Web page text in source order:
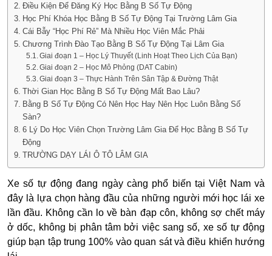
Điều Kiện Để Đăng Ký Học Bằng B Số Tự Động
Học Phí Khóa Học Bằng B Số Tự Động Tại Trường Lâm Gia
Cái Bẫy “Học Phí Rẻ” Mà Nhiều Học Viên Mắc Phải
Chương Trình Đào Tạo Bằng B Số Tự Động Tại Lâm Gia
Giai đoạn 1 – Học Lý Thuyết (Linh Hoạt Theo Lịch Của Bạn)
Giai đoạn 2 – Học Mô Phỏng (DAT Cabin)
Giai đoạn 3 – Thực Hành Trên Sân Tập & Đường Thật
Thời Gian Học Bằng B Số Tự Động Mất Bao Lâu?
Bằng B Số Tự Động Có Nên Học Hay Nên Học Luôn Bằng Số
Sàn?
6 Lý Do Học Viên Chọn Trường Lâm Gia Để Học Bằng B Số Tự
Động
TRƯỜNG DẠY LÁI Ô TÔ LÂM GIA
Xe số tự động đang ngày càng phổ biến tại Việt Nam và
đây là lựa chọn hàng đầu của những người mới học lái xe
lần đầu. Không cần lo về bàn đạp côn, không sợ chết máy
ở dốc, không bị phân tâm bởi việc sang số, xe số tự động
giúp bạn tập trung 100% vào quan sát và điều khiển hướng